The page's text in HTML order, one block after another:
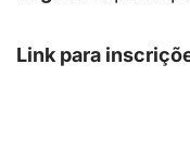
Link para